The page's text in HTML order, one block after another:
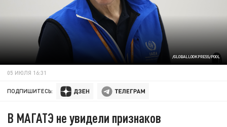
/GLOBALLOOKPRESS/POOL
05 ИЮЛЯ 16:31
ПОДПИШИТЕСЬ:
В МАГАТЭ не увидели признаков